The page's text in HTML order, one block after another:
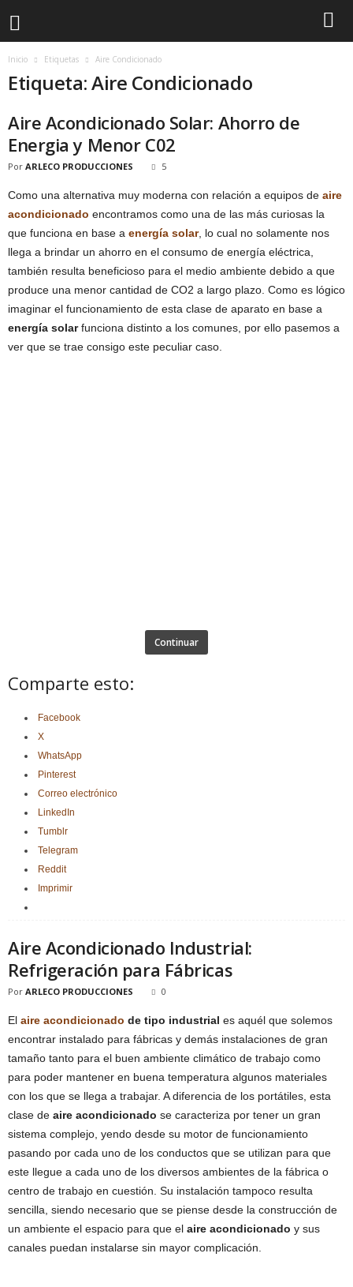
Inicio Etiquetas Aire Condicionado
Etiqueta: Aire Condicionado
Aire Acondicionado Solar: Ahorro de
Energia y Menor C02
Por ARLECO PRODUCCIONES 5
Como una alternativa muy moderna con relación a equipos de aire
acondicionado encontramos como una de las más curiosas la
que funciona en base a energía solar, lo cual no solamente nos
llega a brindar un ahorro en el consumo de energía eléctrica,
también resulta beneficioso para el medio ambiente debido a que
produce una menor cantidad de CO2 a largo plazo. Como es lógico
imaginar el funcionamiento de esta clase de aparato en base a
energía solarfunciona distinto a los comunes, por ello pasemos a
ver que se trae consigo este peculiar caso.
Continuar
Comparte esto:
Facebook
X
WhatsApp
Pinterest
Correo electrónico
LinkedIn
Tumblr
Telegram
Reddit
Imprimir
Aire Acondicionado Industrial:
Refrigeración para Fábricas
Por ARLECO PRODUCCIONES 0
El aire acondicionado de tipo industrial es aquél que solemos
encontrar instalado para fábricas y demás instalaciones de gran
tamaño tanto para el buen ambiente climático de trabajo como
para poder mantener en buena temperatura algunos materiales
con los que se llega a trabajar. A diferencia de los portátiles, esta
clase de aire acondicionado se caracteriza por tener un gran
sistema complejo, yendo desde su motor de funcionamiento
pasando por cada uno de los conductos que se utilizan para que
este llegue a cada uno de los diversos ambientes de la fábrica o
centro de trabajo en cuestión. Su instalación tampoco resulta
sencilla, siendo necesario que se piense desde la construcción de
un ambiente el espacio para que el aire acondicionado y sus
canales puedan instalarse sin mayor complicación.